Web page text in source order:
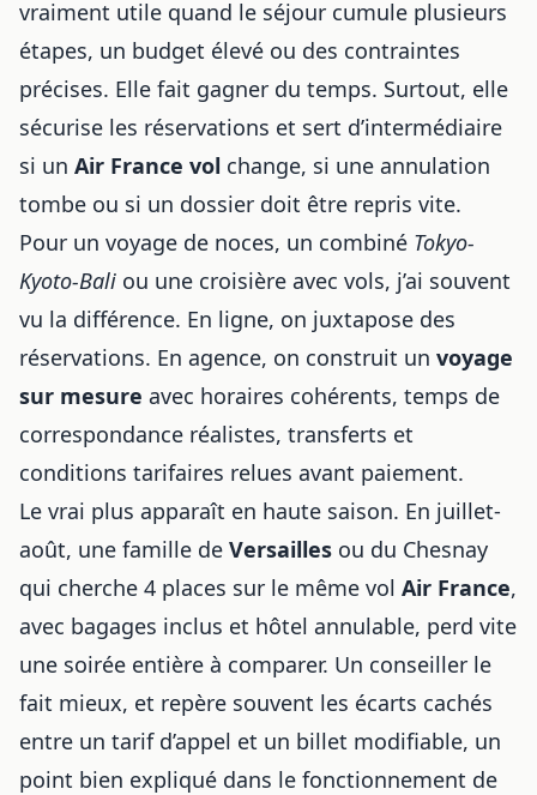
vraiment utile quand le séjour cumule plusieurs
étapes, un budget élevé ou des contraintes
précises. Elle fait gagner du temps. Surtout, elle
sécurise les réservations et sert d’intermédiaire
si un Air France vol change, si une annulation
tombe ou si un dossier doit être repris vite.
Pour un voyage de noces, un combiné Tokyo-
Kyoto-Bali ou une croisière avec vols, j’ai souvent
vu la différence. En ligne, on juxtapose des
réservations. En agence, on construit un voyage
sur mesure avec horaires cohérents, temps de
correspondance réalistes, transferts et
conditions tarifaires relues avant paiement.
Le vrai plus apparaît en haute saison. En juillet-
août, une famille de Versailles ou du Chesnay
qui cherche 4 places sur le même vol Air France,
avec bagages inclus et hôtel annulable, perd vite
une soirée entière à comparer. Un conseiller le
fait mieux, et repère souvent les écarts cachés
entre un tarif d’appel et un billet modifiable, un
point bien expliqué dans le fonctionnement de